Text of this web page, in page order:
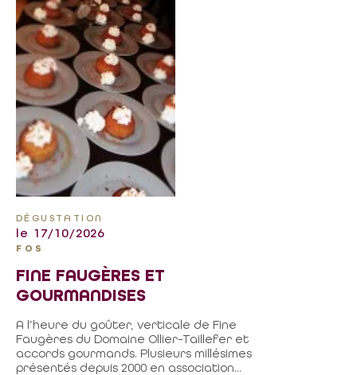
DÉGUSTATION
le 17/10/2026
FOS
FINE FAUGÈRES ET
GOURMANDISES
A l’heure du goûter, verticale de Fine
Faugères du Domaine Ollier-Taillefer et
accords gourmands. Plusieurs millésimes
présentés depuis 2000 en association...